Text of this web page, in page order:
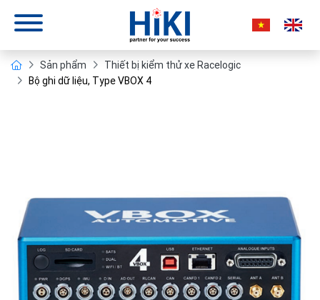
Sản phẩm
Thiết bị kiểm thử xe Racelogic
Bộ ghi dữ liệu, Type VBOX 4